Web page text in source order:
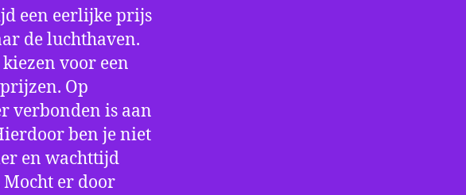
een eerlijke prijs
de luchthaven.
voor een
Op
verbonden is aan
ben je niet
en wachttijd
er door